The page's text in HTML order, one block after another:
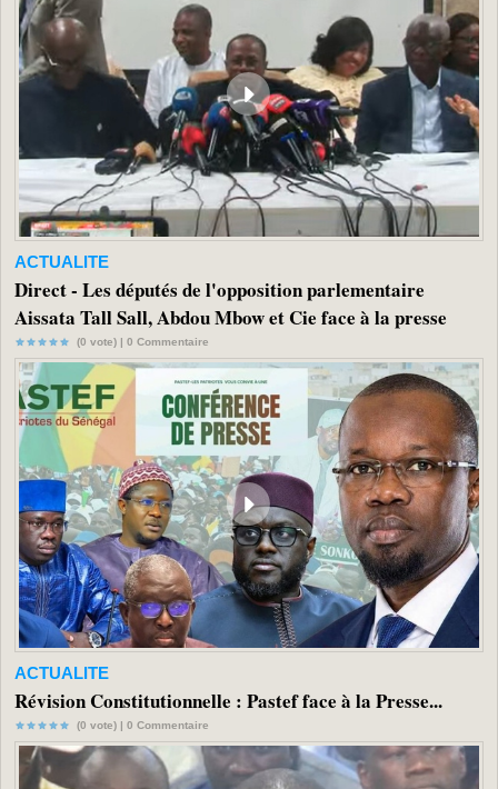
ACTUALITE
Direct - Les députés de l'opposition parlementaire
Aissata Tall Sall, Abdou Mbow et Cie face à la presse
(0 vote) | 0 Commentaire
ACTUALITE
Révision Constitutionnelle : Pastef face à la Presse...
(0 vote) | 0 Commentaire